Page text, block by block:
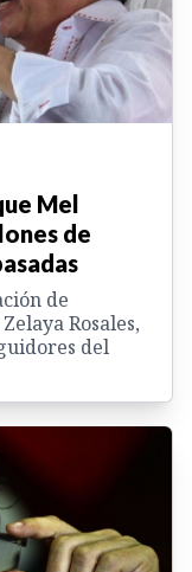
Mel
de
de
Rosales,
del